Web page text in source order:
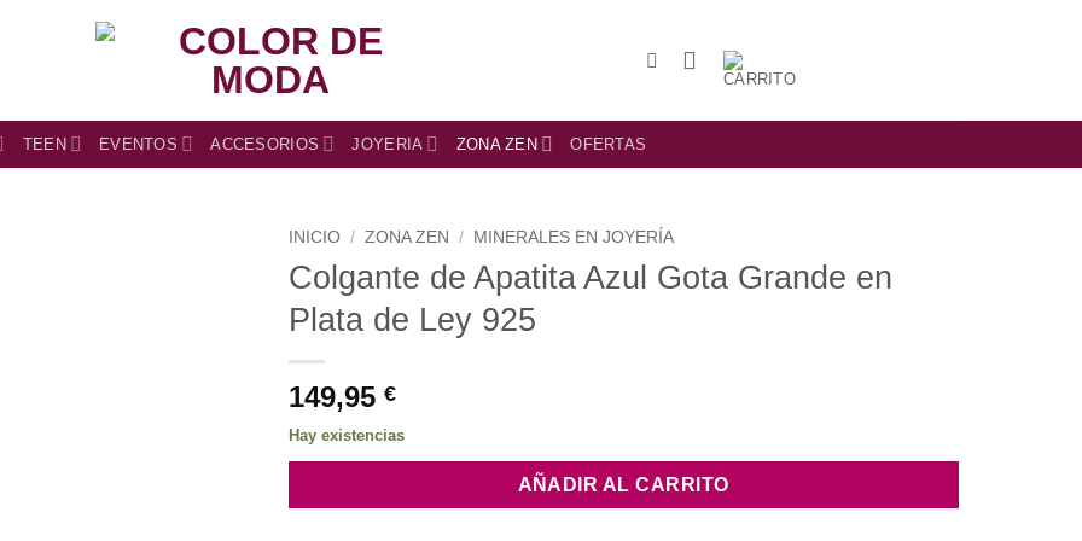
TEEN EVENTOS ACCESORIOS JOYERIA ZONA ZEN OFERTAS
INICIO / ZONA ZEN / MINERALES EN JOYERÍA
Colgante de Apatita Azul Gota Grande en
Plata de Ley 925
149,95 €
Hay existencias
AÑADIR AL CARRITO